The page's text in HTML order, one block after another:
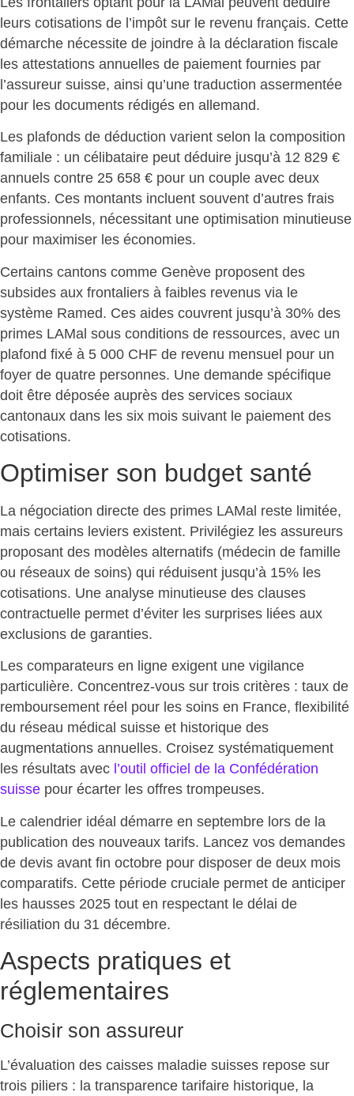
leurs cotisations de l’impôt sur le revenu français. Cette
démarche nécessite de joindre à la déclaration fiscale
les attestations annuelles de paiement fournies par
l’assureur suisse, ainsi qu’une traduction assermentée
pour les documents rédigés en allemand.
Les plafonds de déduction varient selon la composition
familiale : un célibataire peut déduire jusqu’à 12 829 €
annuels contre 25 658 € pour un couple avec deux
enfants. Ces montants incluent souvent d’autres frais
professionnels, nécessitant une optimisation minutieuse
pour maximiser les économies.
Certains cantons comme Genève proposent des
subsides aux frontaliers à faibles revenus via le
système Ramed. Ces aides couvrent jusqu’à 30% des
primes LAMal sous conditions de ressources, avec un
plafond fixé à 5 000 CHF de revenu mensuel pour un
foyer de quatre personnes. Une demande spécifique
doit être déposée auprès des services sociaux
cantonaux dans les six mois suivant le paiement des
cotisations.
Optimiser son budget santé
La négociation directe des primes LAMal reste limitée,
mais certains leviers existent. Privilégiez les assureurs
proposant des modèles alternatifs (médecin de famille
ou réseaux de soins) qui réduisent jusqu’à 15% les
cotisations. Une analyse minutieuse des clauses
contractuelle permet d’éviter les surprises liées aux
exclusions de garanties.
Les comparateurs en ligne exigent une vigilance
particulière. Concentrez-vous sur trois critères : taux de
remboursement réel pour les soins en France, flexibilité
du réseau médical suisse et historique des
augmentations annuelles. Croisez systématiquement
les résultats avec l’outil officiel de la Confédération
suisse pour écarter les offres trompeuses.
Le calendrier idéal démarre en septembre lors de la
publication des nouveaux tarifs. Lancez vos demandes
de devis avant fin octobre pour disposer de deux mois
comparatifs. Cette période cruciale permet de anticiper
les hausses 2025 tout en respectant le délai de
résiliation du 31 décembre.
Aspects pratiques et
réglementaires
Choisir son assureur
L’évaluation des caisses maladie suisses repose sur
trois piliers : la transparence tarifaire historique, la